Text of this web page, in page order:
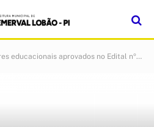
aprovados no Edital nº 001/2025